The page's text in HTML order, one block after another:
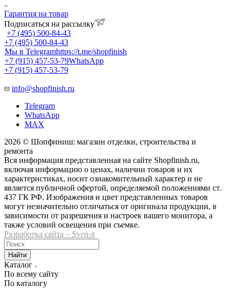
Гарантия на товар
Подписаться на рассылку
+7 (495) 500-84-43
+7 (495) 500-84-43
Мы в Telegramhttps://t.me/shopfinish
+7 (915) 457-53-79WhatsApp
+7 (915) 457-53-79
info@shopfinish.ru
Telegram
WhatsApp
MAX
2026 © Шопфиниш: магазин отделки, строительства и
ремонта
Вся информация представленная на сайте Shopfinish.ru,
включая информацию о ценах, наличии товаров и их
характеристиках, носит ознакомительный характер и не
является публичной офертой, определяемой положениями ст.
437 ГК РФ. Изображения и цвет представленных товаров
могут незначительно отличаться от оригинала продукции, в
зависимости от разрешения и настроек вашего монитора, а
также условий освещения при съемке.
Разработка сайта – Sven-it
Найти
Каталог
По всему сайту
По каталогу